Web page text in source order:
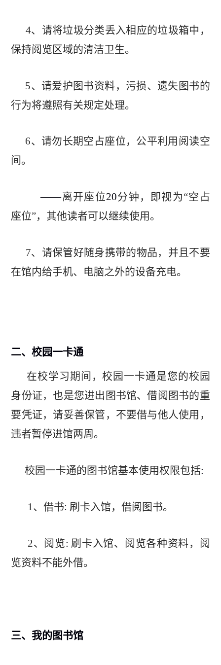
4、请将垃圾分类丢入相应的垃圾箱中，
保持阅览区域的清洁卫生。
5、请爱护图书资料，污损、遗失图书的
行为将遵照有关规定处理。
6、请勿长期空占座位，公平利用阅读空
间。
——离开座位20分钟，即视为“空占
座位”， 其他读者可以继续使用。
7、请保管好随身携带的物品，并且不要
在馆内给手机、电脑之外的设备充电。
二、校园一卡通
在校学习期间，校园一卡通是您的校园
身份证，也是您进出图书馆、借阅图书的重
要凭证，请妥善保管，不要借与他人使用，
违者暂停进馆两周。
校园一卡通的图书馆基本使用权限包括:
1、 借书: 刷卡入馆，借阅图书。
2、 阅览: 刷卡入馆、阅览各种资料，阅
览资料不能外借。
三、 我的图书馆